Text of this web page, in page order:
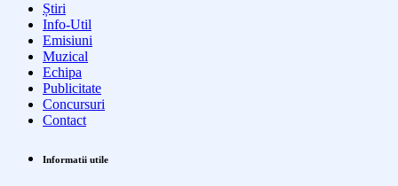
Știri
Info-Util
Emisiuni
Muzical
Echipa
Publicitate
Concursuri
Contact
Informatii utile